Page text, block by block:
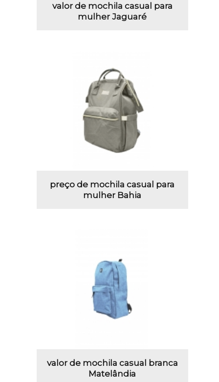
valor de mochila casual para
mulher Jaguaré
preço de mochila casual para
mulher Bahia
valor de mochila casual branca
Matelândia